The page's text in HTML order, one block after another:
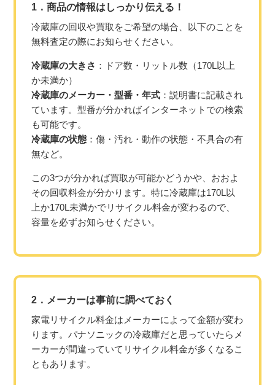
1．商品の情報はしっかり伝える！
冷蔵庫の回収や買取をご希望の場合、以下のことを
無料査定の際にお知らせください。
冷蔵庫の大きさ ：ドア数・リットル数（170L以上
か未満か）
冷蔵庫のメーカー・型番・年式 ：説明書に記載され
ています。型番が分かればインターネットでの検索
も可能です。
冷蔵庫の状態 ：傷・汚れ・動作の状態・不具合の有
無など。
この3つが分かれば買取が可能かどうかや、おおよ
その回収料金が分かります。特に冷蔵庫は170L以
上か170L未満かでリサイクル料金が変わるので、
容量を必ずお知らせください。
2．メーカーは事前に調べておく
家電リサイクル料金はメーカーによって金額が変わ
ります。パナソニックの冷蔵庫だと思っていたらメ
ーカーが間違っていてリサイクル料金が多くなるこ
ともあります。